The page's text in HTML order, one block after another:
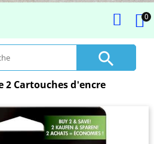
0

2 Cartouches d'encre